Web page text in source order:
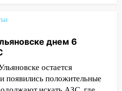
автомобиль
в Ульяновске
АЗС
области
опасность
днем 6
остается
появились положительные